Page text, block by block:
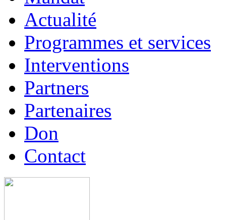
Actualité
Programmes et services
Interventions
Partners
Partenaires
Don
Contact